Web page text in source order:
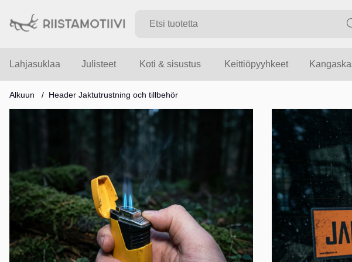
Lahjasuklaa Julisteet Koti & sisustus Keittiöpyyhkeet
Alkuun Header Jaktutrustning och tillbehör